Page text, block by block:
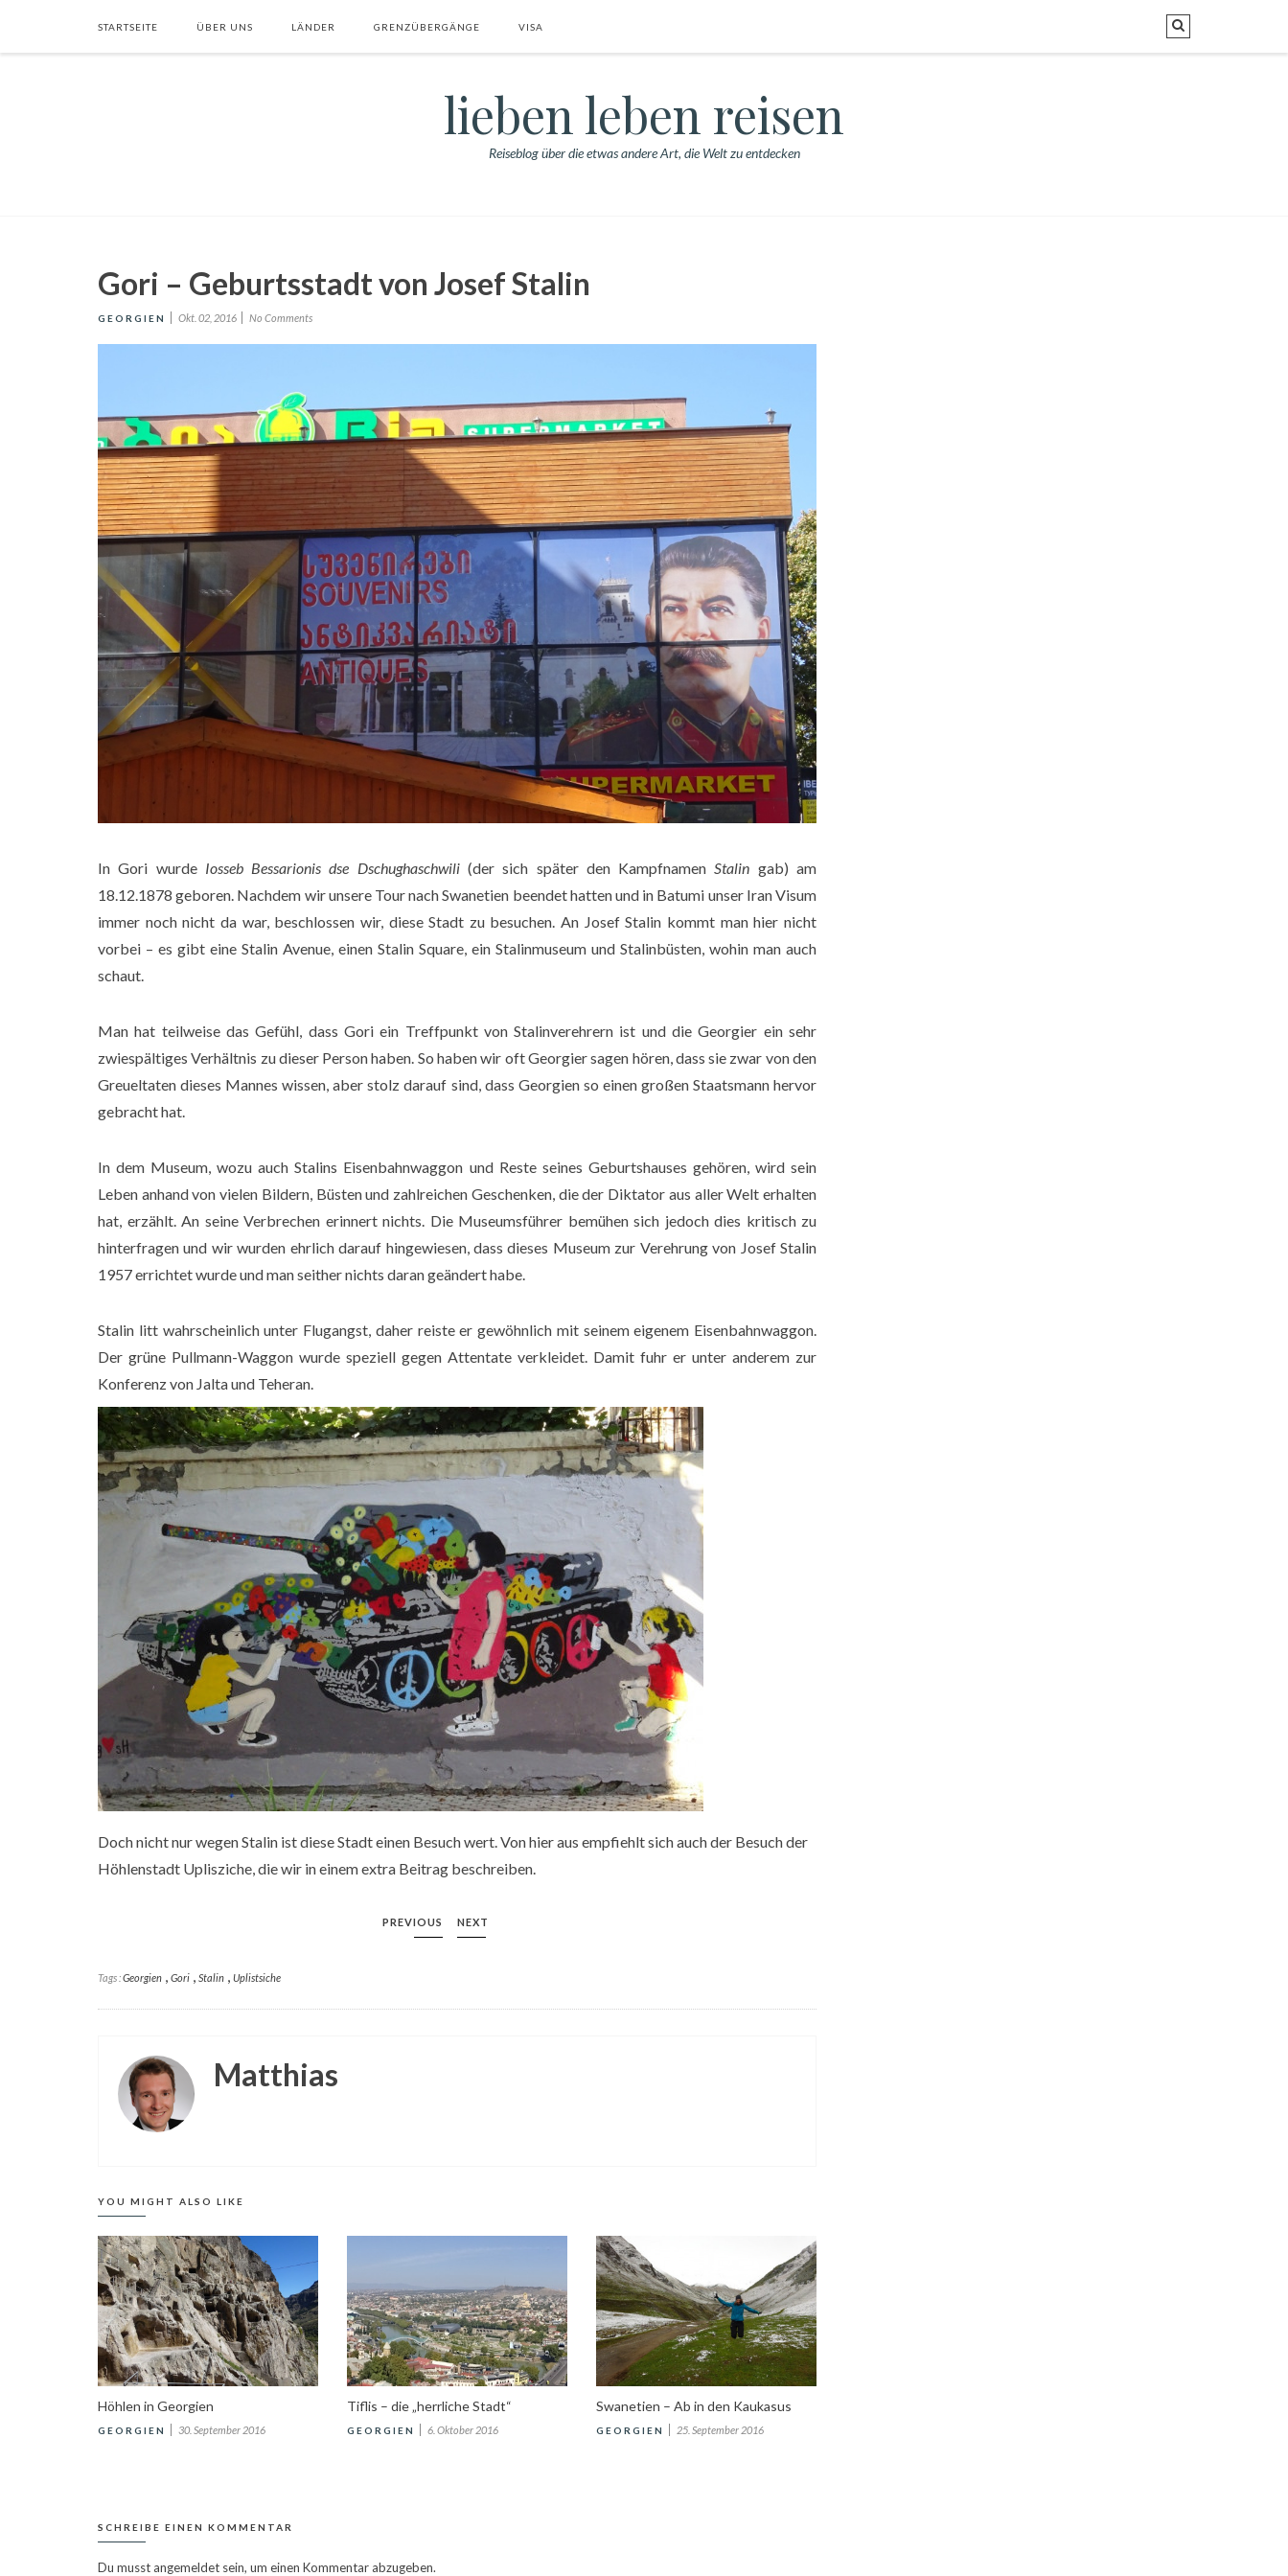
STARTSEITE ÜBER UNS LÄNDER GRENZÜBERGÄNGE VISA
lieben leben reisen
Reiseblog über die etwas andere Art, die Welt zu entdecken
Gori – Geburtsstadt von Josef Stalin
GEORGIEN Okt. 02, 2016 No Comments
In Gori wurde Iosseb Bessarionis dse Dschughaschwili(der sich später den KampfnamenStalin gab) am
18.12.1878 geboren. Nachdem wir unsere Tour nach Swanetien beendet hatten und in Batumi unser Iran Visum
immer noch nicht da war, beschlossen wir, diese Stadt zu besuchen. An Josef Stalin kommt man hier nicht
vorbei – es gibt eine Stalin Avenue, einen Stalin Square, ein Stalinmuseum und Stalinbüsten, wohin man auch
schaut.
Man hat teilweise das Gefühl, dass Gori ein Treffpunkt von Stalinverehrern ist und die Georgier ein sehr
zwiespältiges Verhältnis zu dieser Person haben. So haben wir oft Georgier sagen hören, dass sie zwar von den
Greueltaten dieses Mannes wissen, aber stolz darauf sind, dass Georgien so einen großen Staatsmann hervor
gebracht hat.
Ortsschild von Gori
In dem Museum, wozu auch Stalins Eisenbahnwaggon und Reste seines Geburtshauses gehören, wird sein
Leben anhand von vielen Bildern, Büsten und zahlreichen Geschenken, die der Diktator aus aller Welt erhalten
hat, erzählt. An seine Verbrechen erinnert nichts. Die Museumsführer bemühen sich jedoch dies kritisch zu
hinterfragen und wir wurden ehrlich darauf hingewiesen, dass dieses Museum zur Verehrung von Josef Stalin
1957 errichtet wurde und man seither nichts daran geändert habe.
Stalins Eisenbahnwaggon in Gori
Stalin litt wahrscheinlich unter Flugangst, daher reiste er gewöhnlich mit seinem eigenem Eisenbahnwaggon.
Der grüne Pullmann-Waggon wurde speziell gegen Attentate verkleidet. Damit fuhr er unter anderem zur
Konferenz von Jalta und Teheran.
Doch nicht nur wegen Stalin ist diese Stadt einen Besuch wert. Von hier aus empfiehlt sich auch der Besuch der
Höhlenstadt Uplisziche, die wir in einem extra Beitrag beschreiben.
PREVIOUS NEXT
Tags :Georgien , Gori , Stalin , Uplistsiche
Matthias
YOU MIGHT ALSO LIKE
Höhlen in Georgien
GEORGIEN 30. September 2016
Tiflis – die „herrliche Stadt“
GEORGIEN 6. Oktober 2016
Swanetien – Ab in den Kaukasus
GEORGIEN 25. September 2016
SCHREIBE EINEN KOMMENTAR
Du musst angemeldet sein, um einen Kommentar abzugeben.